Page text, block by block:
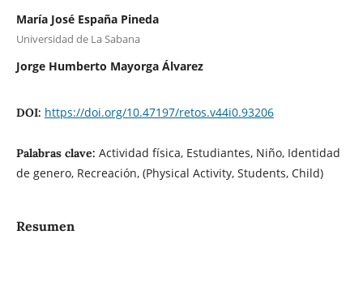
María José España Pineda
Universidad de La Sabana
Jorge Humberto Mayorga Álvarez
DOI: https://doi.org/10.47197/retos.v44i0.93206
Palabras clave: Actividad física, Estudiantes, Niño, Identidad
de genero, Recreación, (Physical Activity, Students, Child)
Resumen